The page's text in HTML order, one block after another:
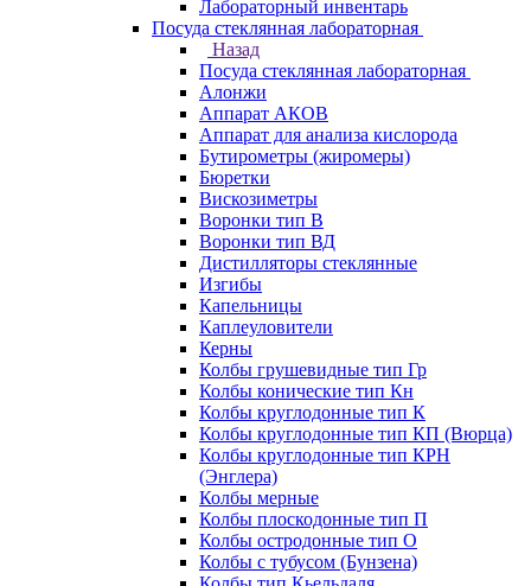
Лабораторный инвентарь
Посуда стеклянная лабораторная
Назад
Посуда стеклянная лабораторная
Алонжи
Аппарат АКОВ
Аппарат для анализа кислорода
Бутирометры (жиромеры)
Бюретки
Вискозиметры
Воронки тип В
Воронки тип ВД
Дистилляторы стеклянные
Изгибы
Капельницы
Каплеуловители
Керны
Колбы грушевидные тип Гр
Колбы конические тип Кн
Колбы круглодонные тип К
Колбы круглодонные тип КП (Вюрца)
Колбы круглодонные тип КРН
(Энглера)
Колбы мерные
Колбы плоскодонные тип П
Колбы остродонные тип О
Колбы с тубусом (Бунзена)